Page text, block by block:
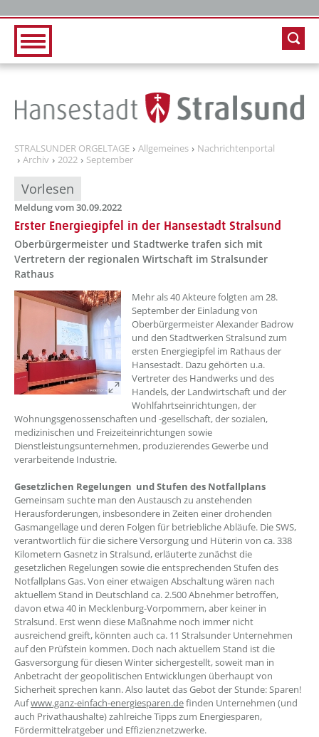
STRALSUNDER ORGELTAGE Allgemeines
Nachrichtenportal
Archiv
2022 September
Vorlesen
Meldung vom 30.09.2022
Erster Energiegipfel in der Hansestadt Stralsund
Oberbürgermeister und Stadtwerke trafen sich mit
Vertretern der regionalen Wirtschaft im Stralsunder
Rathaus
??? absaetzeOben[1]/titel ???
Mehr als 40 Akteure folgten am 28.
September der Einladung von
Oberbürgermeister Alexander Badrow
und den Stadtwerken Stralsund zum
ersten Energiegipfel im Rathaus der
Hansestadt. Dazu gehörten u.a.
Vertreter des Handwerks und des
Handels, der Landwirtschaft und der
Wohlfahrtseinrichtungen, der
Wohnungsgenossenschaften und -gesellschaft, der sozialen,
medizinischen und Freizeiteinrichtungen sowie
Dienstleistungsunternehmen, produzierendes Gewerbe und
verarbeitende Industrie.
Gesetzlichen Regelungen und Stufen des Notfallplans
Gemeinsam suchte man den Austausch zu anstehenden
Herausforderungen, insbesondere in Zeiten einer drohenden
Gasmangellage und deren Folgen für betriebliche Abläufe. Die SWS,
verantwortlich für die sichere Versorgung und Hüterin von ca. 338
Kilometern Gasnetz in Stralsund, erläuterte zunächst die
gesetzlichen Regelungen sowie die entsprechenden Stufen des
Notfallplans Gas. Von einer etwaigen Abschaltung wären nach
aktuellem Stand in Deutschland ca. 2.500 Abnehmer betroffen,
davon etwa 40 in Mecklenburg-Vorpommern, aber keiner in
Stralsund. Erst wenn diese Maßnahme noch immer nicht
ausreichend greift, könnten auch ca. 11 Stralsunder Unternehmen
auf den Prüfstein kommen. Doch nach aktuellem Stand ist die
Gasversorgung für diesen Winter sichergestellt, soweit man in
Anbetracht der geopolitischen Entwicklungen überhaupt von
Sicherheit sprechen kann. Also lautet das Gebot der Stunde: Sparen!
Aufwww.ganz-einfach-energiesparen.definden Unternehmen (und
auch Privathaushalte) zahlreiche Tipps zum Energiesparen,
Fördermittelratgeber und Effizienznetzwerke.